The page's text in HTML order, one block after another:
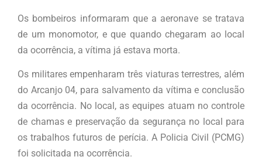
Os bombeiros informaram que a aeronave se tratava
de um monomotor, e que quando chegaram ao local
da ocorrência, a vítima já estava morta.
Os militares empenharam três viaturas terrestres, além
do Arcanjo 04, para salvamento da vítima e conclusão
da ocorrência. No local, as equipes atuam no controle
de chamas e preservação da segurança no local para
os trabalhos futuros de perícia. A Policia Civil (PCMG)
foi solicitada na ocorrência.